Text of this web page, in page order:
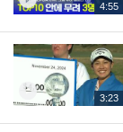
4:55
3:23